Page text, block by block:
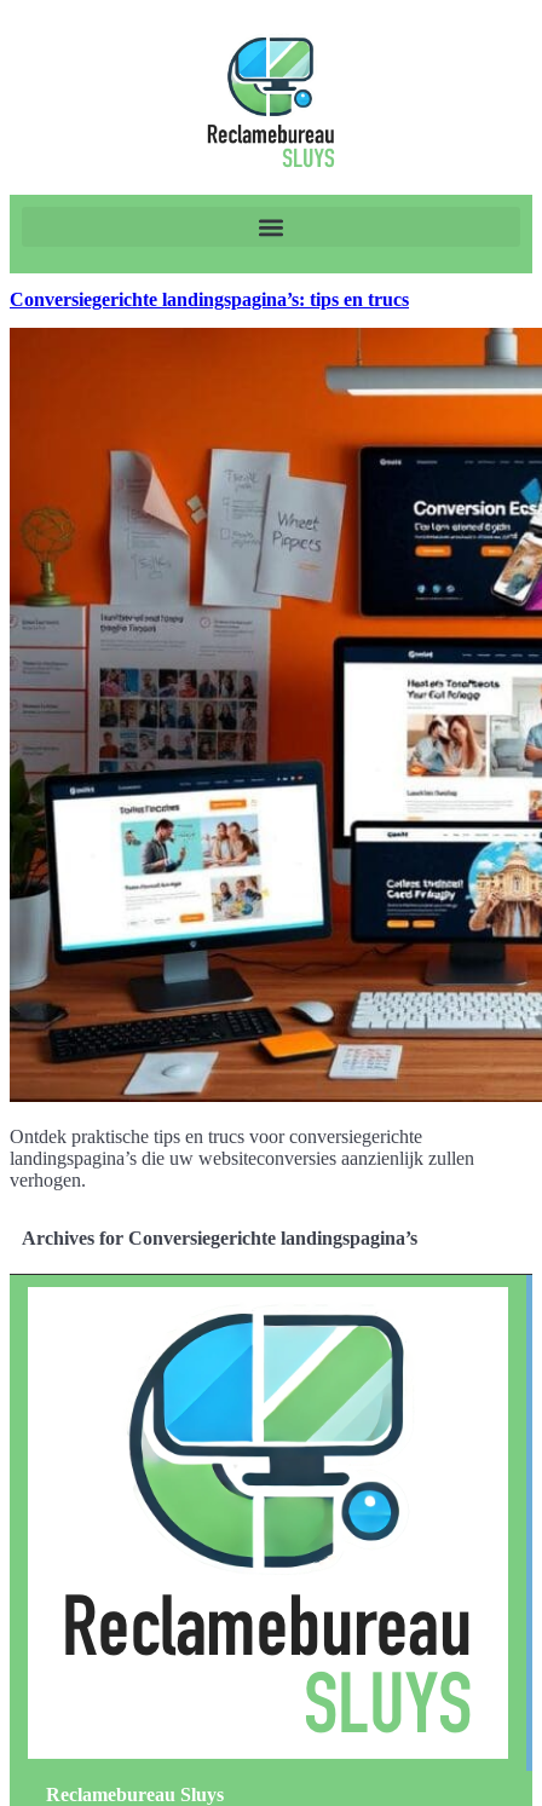
Conversiegerichte landingspagina’s: tips en trucs
Ontdek praktische tips en trucs voor conversiegerichte
landingspagina’s die uw websiteconversies aanzienlijk zullen
verhogen.
Archives for Conversiegerichte landingspagina’s
Reclamebureau Sluys